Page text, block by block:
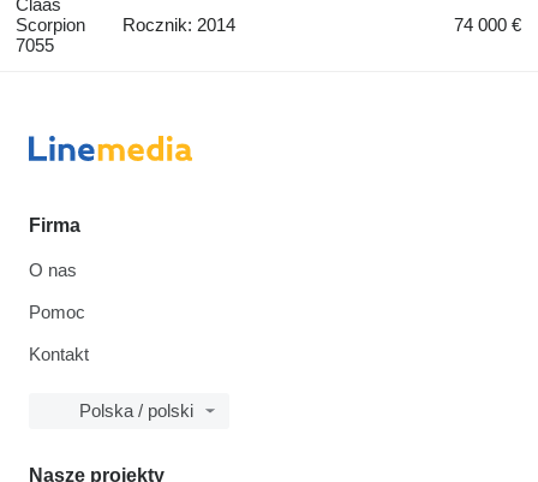
Scorpion
7055
Rocznik: 2014 74 000 €
Firma
O nas
Pomoc
Kontakt
Polska / polski
Nasze projekty